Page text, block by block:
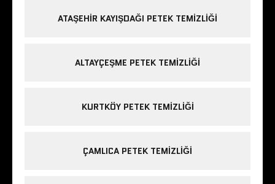
ATAŞEHIR KAYIŞDAĞI PETEK TEMIZLIĞI
ALTAYÇEŞME PETEK TEMIZLIĞI
KURTKÖY PETEK TEMIZLIĞI
ÇAMLICA PETEK TEMIZLIĞI